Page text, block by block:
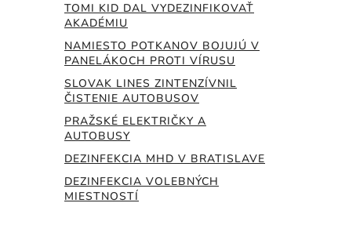
TOMI KID DAL VYDEZINFIKOVAŤ
AKADÉMIU
NAMIESTO POTKANOV BOJUJÚ V
PANELÁKOCH PROTI VÍRUSU
SLOVAK LINES ZINTENZÍVNIL
ČISTENIE AUTOBUSOV
PRAŽSKÉ ELEKTRIČKY A
AUTOBUSY
DEZINFEKCIA MHD V BRATISLAVE
DEZINFEKCIA VOLEBNÝCH
MIESTNOSTÍ